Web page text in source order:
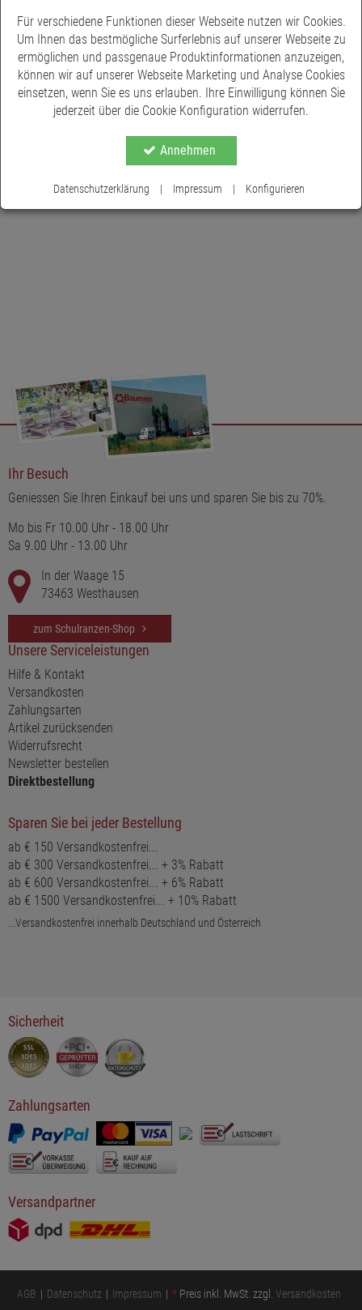
zugleich festliche Ausstrahlung, die besonders gut zu
winterlichen und weihnachtlichen Arrangements passt.
Mit einer Breite von 40 Millimetern eignet sich das Dekorband
ideal für dekorative Schleifen, Geschenkverpackungen,
Adventskränze oder floristische Arbeiten. Die integrierte
Drahtkante sorgt dafür, dass sich das Band leicht formen lässt
und Schleifen dauerhaft ihre schöne Form behalten.
Die Rolle enthält 15 Meter Band, wodurch sich das Dekorband
vielseitig für kreative Bastelarbeiten und festliche Dekorationen
einsetzen lässt.
Mehr anzeigen
Ihr Besuch
Geniessen Sie Ihren Einkauf bei uns und sparen Sie bis zu 70%.
Mo bis Fr 10.00 Uhr - 18.00 Uhr
Sa 9.00 Uhr - 13.00 Uhr
In der Waage 15
73463 Westhausen
zum Schulranzen-Shop
Unsere Serviceleistungen
Hilfe & Kontakt
Versandkosten
Zahlungsarten
Artikel zurücksenden
Widerrufsrecht
Newsletter bestellen
Direktbestellung
Sparen Sie bei jeder Bestellung
ab € 150 Versandkostenfrei...
ab € 300 Versandkostenfrei... + 3% Rabatt
ab € 600 Versandkostenfrei... + 6% Rabatt
ab € 1500 Versandkostenfrei... + 10% Rabatt
...Versandkostenfrei innerhalb Deutschland und Österreich
Sicherheit
Zahlungsarten
Versandpartner
AGB Datenschutz Impressum * Preis inkl. MwSt. zzgl. Versandkosten
Für verschiedene Funktionen dieser Webseite nutzen wir Cookies.
Um Ihnen das bestmögliche Surferlebnis auf unserer Webseite zu
ermöglichen und passgenaue Produktinformationen anzuzeigen,
können wir auf unserer Webseite Marketing und Analyse Cookies
einsetzen, wenn Sie es uns erlauben. Ihre Einwilligung können Sie
jederzeit über die Cookie Konfiguration widerrufen.
Annehmen
Datenschutzerklärung | Impressum | Konfigurieren